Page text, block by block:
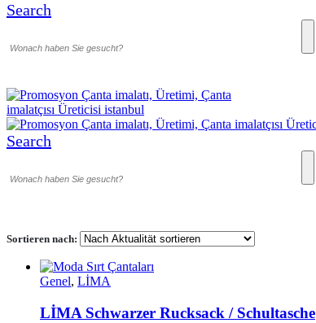
Search
Search
Sortieren nach:
Genel, LİMA
LİMA Schwarzer Rucksack / Schultasche